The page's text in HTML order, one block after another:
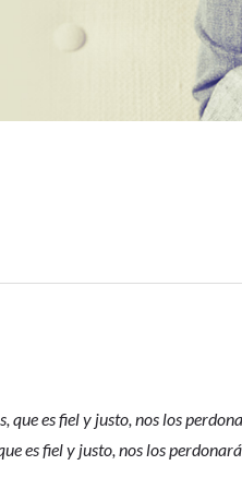
que es fiel y justo, nos los
es fiel y justo, nos los